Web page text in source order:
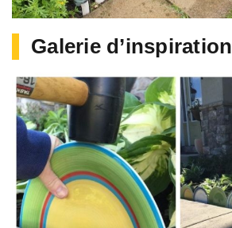
Galerie d’inspiration